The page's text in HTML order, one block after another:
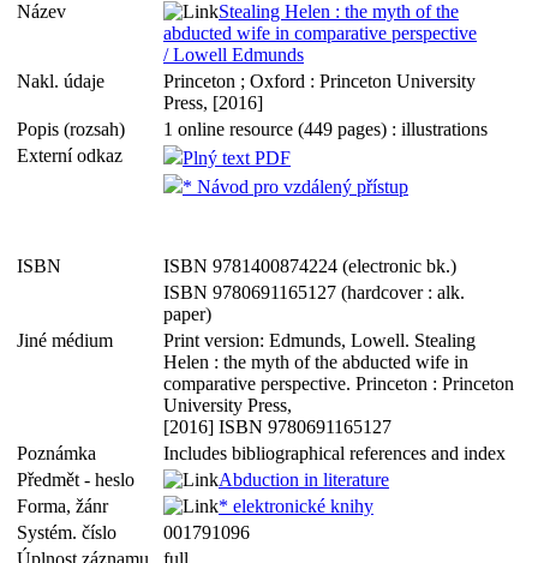
Název
Stealing Helen : the myth of the
abducted wife in comparative perspective
/ Lowell Edmunds
Nakl. údaje
Princeton ; Oxford : Princeton University
Press, [2016]
Popis (rozsah)
1 online resource (449 pages) : illustrations
Externí odkaz
Plný text PDF
* Návod pro vzdálený přístup
ISBN
ISBN 9781400874224 (electronic bk.)
ISBN 9780691165127 (hardcover : alk.
paper)
Jiné médium
Print version: Edmunds, Lowell. Stealing
Helen : the myth of the abducted wife in
comparative perspective. Princeton : Princeton
University Press,
[2016] ISBN 9780691165127
Poznámka
Includes bibliographical references and index
Předmět - heslo
Abduction in literature
Forma, žánr
* elektronické knihy
Systém. číslo
001791096
Úplnost záznamu
full